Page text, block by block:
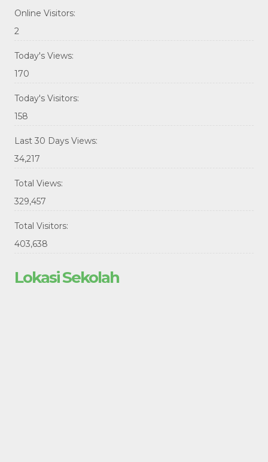
Online Visitors:
2
Today's Views:
170
Today's Visitors:
158
Last 30 Days Views:
34,217
Total Views:
329,457
Total Visitors:
403,638
Lokasi Sekolah